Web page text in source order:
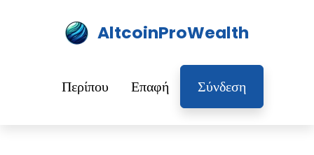
AltcoinProWealth
Περίπου Επαφή Σύνδεση